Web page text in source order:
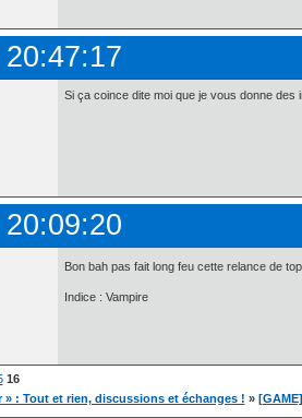
Si ça coince dite moi que je vous donne des
Bon bah pas fait long feu cette relance de
Indice : Vampire
16
» : Tout et rien, discussions et échanges ! »